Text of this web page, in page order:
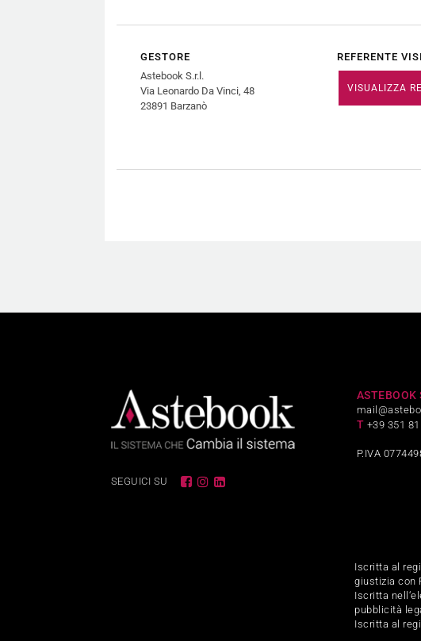
GESTORE
Astebook S.r.l.
Via Leonardo Da Vinci, 48
23891 Barzanò
REFERENTE
VISUALIZZA
SEGUICI SU
ASTEBOOK
T +39 351
P.IVA
Iscritta al
giustizia con
Iscritta
pubblicità
Iscritta al